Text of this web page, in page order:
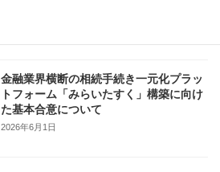
金融業界横断の相続手続き一元化プラッ
トフォーム「みらいたすく」構築に向け
た基本合意について
2026年6月1日